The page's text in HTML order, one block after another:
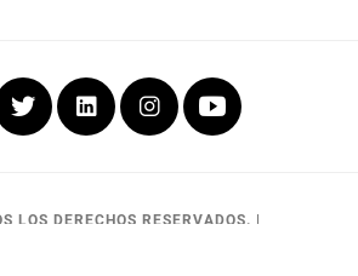
LinkedinInstagramYoutube
LOS DERECHOS RESERVADOS. |